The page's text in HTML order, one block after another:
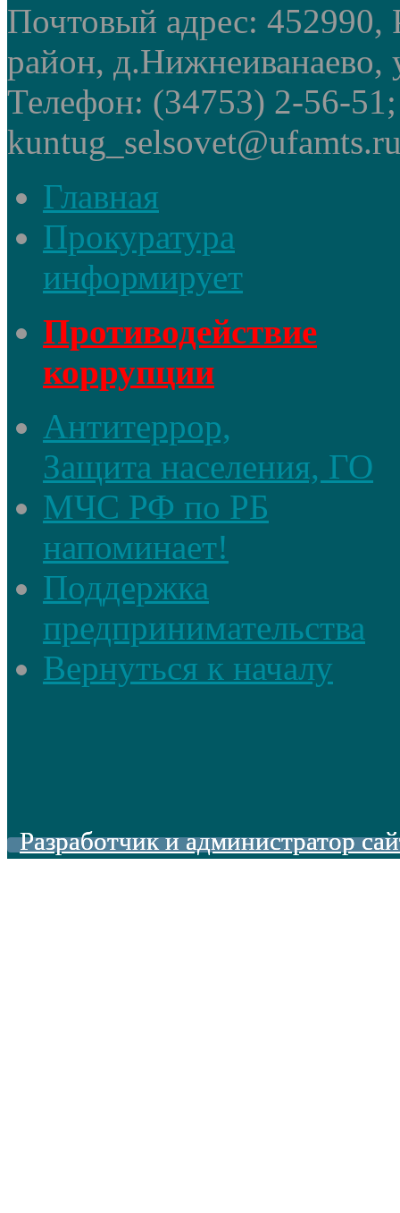
Почтовый адрес: 452990,
район, д.Нижнеиванаево,
Телефон: (34753) 2-56-
Главная
Прокуратура
информирует
Противодействие
коррупции
Антитеррор,
Защита населения, ГО
МЧС РФ по РБ
напоминает!
Поддержка
предпринимательства
Вернуться к началу
Разработчик и администратор